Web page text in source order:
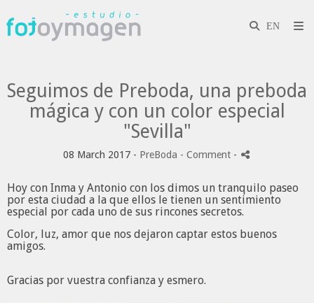
Seguimos de Preboda, una preboda
mágica y con un color especial
"Sevilla"
08 March 2017 - PreBoda - Comment -
Hoy con Inma y Antonio con los dimos un tranquilo paseo
por esta ciudad a la que ellos le tienen un sentimiento
especial por cada uno de sus rincones secretos.
Color, luz, amor que nos dejaron captar estos buenos
amigos.
Gracias por vuestra confianza y esmero.